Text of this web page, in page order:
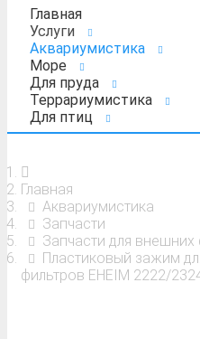
Главная
Услуги
Аквариумистика
Море
Для пруда
Террариумистика
Для птиц
Главная
Аквариумистика
Запчасти
Запчасти для внешних
Пластиковый зажим
фильтров EHEIM 2222/